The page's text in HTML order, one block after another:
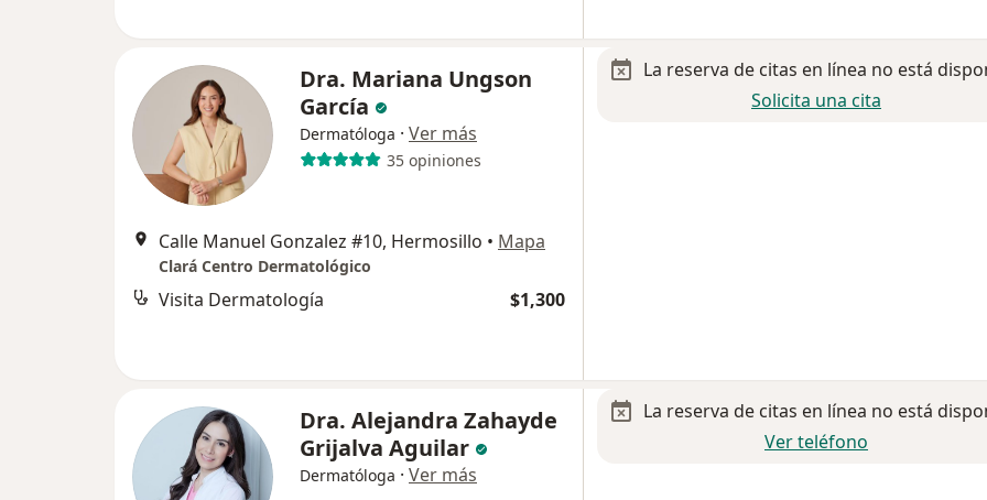
Dra. Mariana Ungson
García
Dermatóloga · Ver más
35 opiniones
Calle Manuel Gonzalez #10, Hermosillo • Mapa
Clará Centro Dermatológico
Visita Dermatología $1,300
La reserva de citas en línea no está
Solicita una cita
Dra. Alejandra Zahayde
Grijalva Aguilar
Dermatóloga · Ver más
La reserva de citas en línea no está
Ver teléfono